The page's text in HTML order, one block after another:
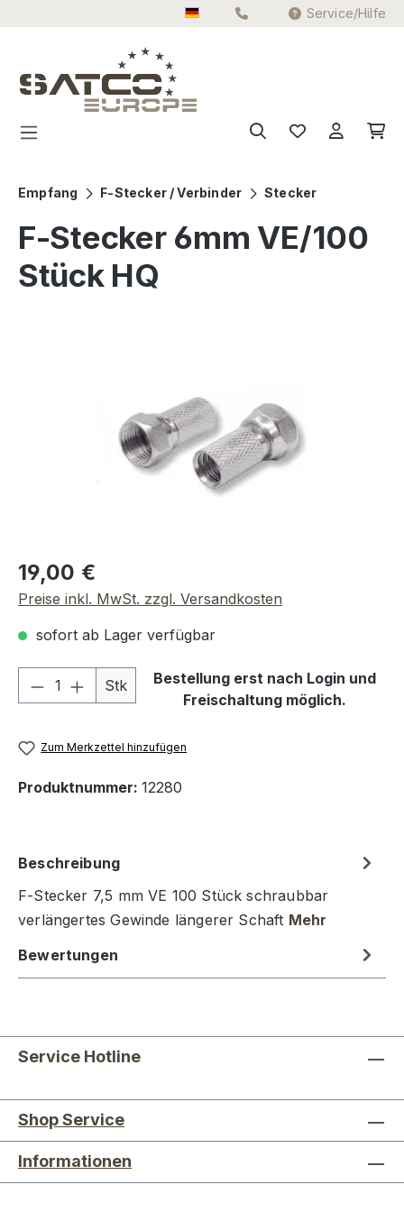
Zum Hauptinhalt springen Service/Hilfe
Empfang F-Stecker / Verbinder Stecker
F-Stecker 6mm VE/100
Stück HQ
Regulärer Preis:
19,00 €
Preise inkl. MwSt. zzgl. Versandkosten
sofort ab Lager verfügbar
Produkt Anzahl: Gib den
Stk
Bestellung erst nach Login und
Freischaltung möglich.
Zum Merkzettel hinzufügen
Produktnummer: 12280
Beschreibung
F-Stecker 7,5 mm VE 100 Stück schraubbar
verlängertes Gewinde längerer Schaft Mehr
Bewertungen
Service Hotline
Shop Service
Informationen